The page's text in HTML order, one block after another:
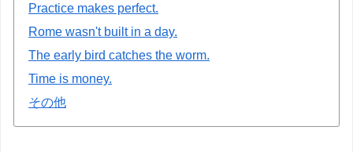
Practice makes perfect.
Rome wasn't built in a day.
The early bird catches the worm.
Time is money.
その他